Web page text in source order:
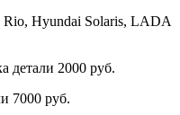
Hyundai Solaris, LADA
детали 2000 руб.
7000 руб.